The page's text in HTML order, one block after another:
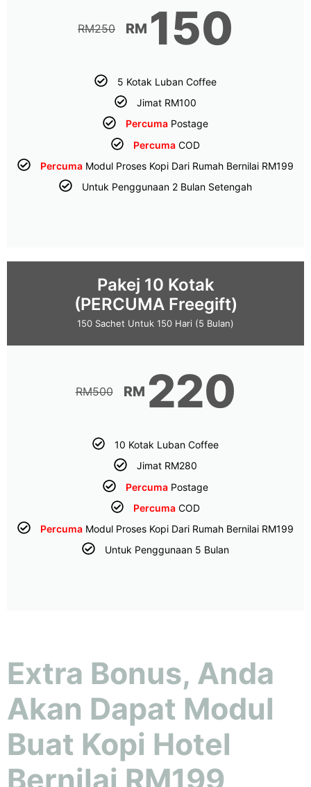
RM250 RM 150
5 Kotak Luban Coffee
Jimat RM100
PercumaPostage
Percuma COD
PercumaModul Proses Kopi Dari Rumah Bernilai RM199
Untuk Penggunaan 2 Bulan Setengah
Pakej 10 Kotak
(PERCUMA Freegift)
150 Sachet Untuk 150 Hari (5 Bulan)
RM500 RM 220
10 Kotak Luban Coffee
Jimat RM280
PercumaPostage
Percuma COD
PercumaModul Proses Kopi Dari Rumah Bernilai RM199
Untuk Penggunaan 5 Bulan
Extra Bonus, Anda
Akan Dapat Modul
Buat Kopi Hotel
Bernilai RM199